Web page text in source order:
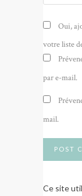
Oui,
votre liste
par e-mail.
mail.
Ce site